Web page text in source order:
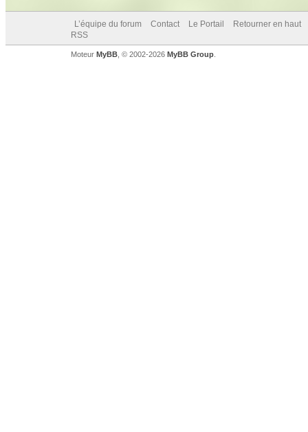
L’équipe du forum Contact Le Portail
Retourner en haut
RSS
Moteur MyBB , © 2002-2026 MyBB Group